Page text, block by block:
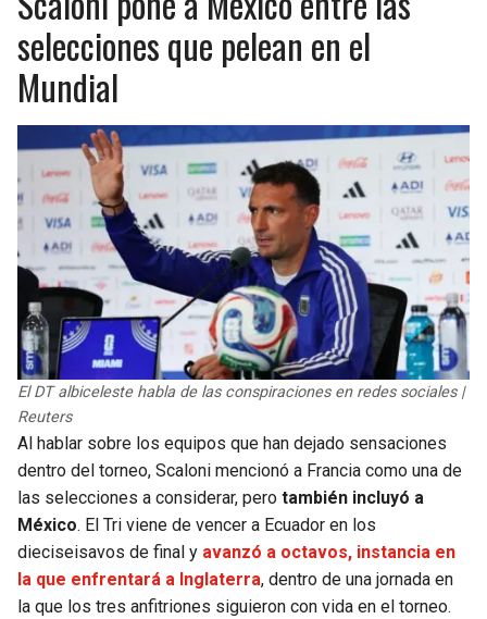
SAINTS
BUCCANEERS
selecciones que pelean en el
Mundial
El DT albiceleste habla de las conspiraciones en redes sociales |
Reuters
Al hablar sobre los equipos que han dejado sensaciones
dentro del torneo, Scaloni mencionó a Francia como una de
las selecciones a considerar, pero también incluyó a
México. El Tri viene de vencer a Ecuador en los
dieciseisavos de final y avanzó a octavos, instancia en
la que enfrentará a Inglaterra, dentro de una jornada en
la que los tres anfitriones siguieron con vida en el torneo.